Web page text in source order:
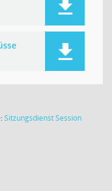
SitzungsdienstSession(Wird in